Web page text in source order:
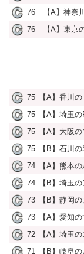
76
【A】神奈
76
【A】東京
75 【A】香川
75
【A】埼玉
75
【A】大阪
75
【B】石川
74
【A】熊本
74
【B】埼玉
73
【B】静岡
73
【A】愛知
72
【A】埼玉
71
【B】岐阜